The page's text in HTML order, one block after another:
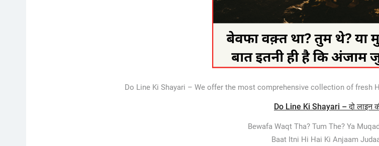
Do Line Ki Shayari – We offer the most comprehensive collection of fresh
Do Line Ki Shayari – दो लाइन
Bewafa Waqt Tha? Tum The? Ya
Baat Itni Hi Hai Ki Anjaam